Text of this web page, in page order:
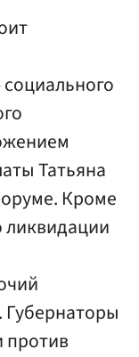
Татьяна
Кроме
ликвидации
против